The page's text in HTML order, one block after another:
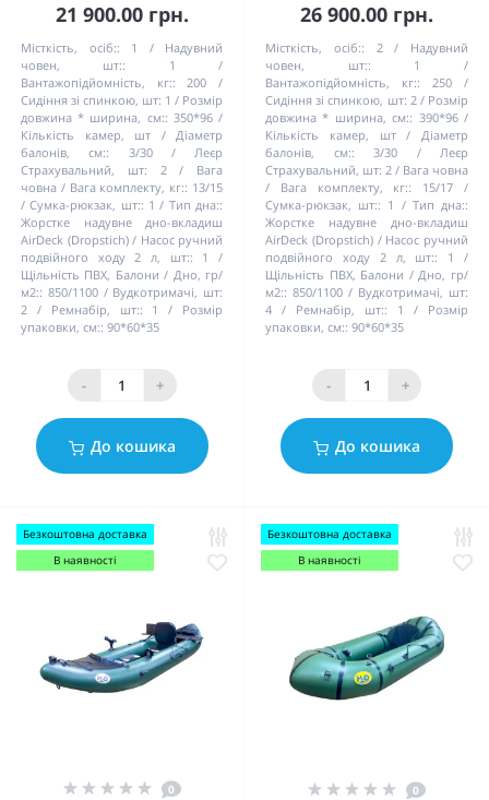
21 900.00 грн.
Місткість, осіб:: 1
Надувний
човен, шт::
1
Вантажопідйомність, кг::
200
Сидіння зі спинкою, шт: 1
Розмір
довжина * ширина, см:: 350*96
Кількість камер, шт / Діаметр
балонів, см::
3/30
Леєр
Страхувальний, шт:
2
Вага
човна / Вага комплекту, кг:: 13/15
Сумка-рюкзак, шт:: 1
Тип дна::
Жорстке надувне дно-вкладиш
AirDeck (Dropstich)
Насос ручний
подвійного ходу 2 л, шт::
1
Щільність ПВХ, Балони / Дно, гр/
м2:: 850/1100
Вудкотримачі, шт:
2
Ремнабір, шт:: 1
Розмір
упаковки, см:: 90*60*35
- +
До кошика
26 900.00 грн.
Місткість, осіб:: 2
Надувний
човен, шт::
1
Вантажопідйомність, кг::
250
Сидіння зі спинкою, шт: 2
Розмір
довжина * ширина, см:: 390*96
Кількість камер, шт / Діаметр
балонів, см::
3/30
Леєр
Страхувальний, шт: 2
Вага човна
/ Вага комплекту, кг::
15/17
Сумка-рюкзак, шт:: 1
Тип дна::
Жорстке надувне дно-вкладиш
AirDeck (Dropstich)
Насос ручний
подвійного ходу 2 л, шт::
1
Щільність ПВХ, Балони / Дно, гр/
м2:: 850/1100
Вудкотримачі, шт:
4
Ремнабір, шт:: 1
Розмір
упаковки, см:: 90*60*35
- +
До кошика
Безкоштовна доставка
В наявності
0
Безкоштовна доставка
В наявності
0